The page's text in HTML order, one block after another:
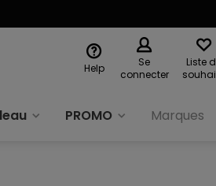
Help
Se
connecter
Liste
PROMO Marques